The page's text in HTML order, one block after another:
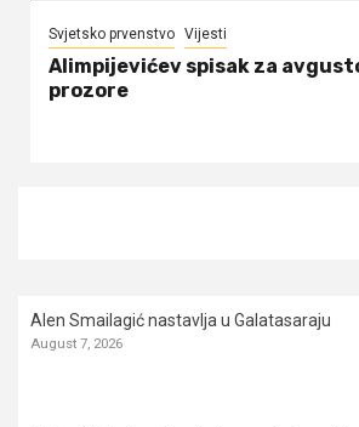
Svjetsko prvenstvo Vijesti
Alimpijevićev spisak za
prozore
Alen Smailagić nastavlja u Galatasaraju
August 7, 2026